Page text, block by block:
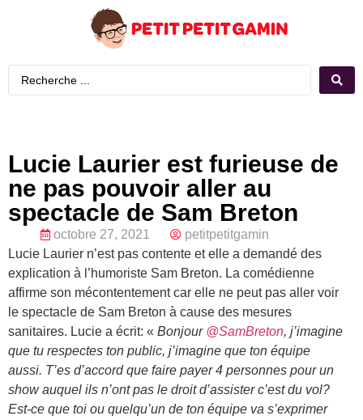
Lucie Laurier est furieuse de
ne pas pouvoir aller au
spectacle de Sam Breton
octobre 27, 2021
petitpetitgamin
Lucie Laurier n’est pas contente et elle a demandé des
explication à l’humoriste Sam Breton. La comédienne
affirme son mécontentement car elle ne peut pas aller voir
le spectacle de Sam Breton à cause des mesures
sanitaires. Lucie a écrit: « Bonjour @SamBreton, j’imagine
que tu respectes ton public, j’imagine que ton équipe
aussi. T’es d’accord que faire payer 4 personnes pour un
show auquel ils n’ont pas le droit d’assister c’est du vol?
Est-ce que toi ou quelqu’un de ton équipe va s’exprimer